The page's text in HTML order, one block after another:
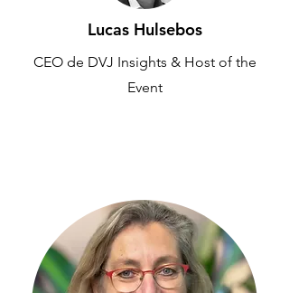
Lucas Hulsebos
CEO de DVJ Insights & Host of the
Event